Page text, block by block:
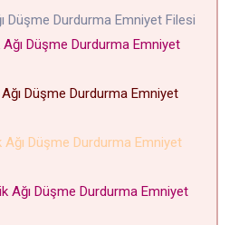
Düşme Durdurma Emniyet Filesi
Düşme Durdurma Emniyet
Düşme Durdurma Emniyet
Ağı Düşme Durdurma Emniyet
Ağı Düşme Durdurma Emniyet